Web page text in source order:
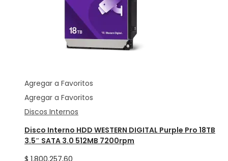
Agregar a Favoritos
Agregar a Favoritos
Discos Internos
Disco Interno HDD WESTERN DIGITAL Purple Pro 18TB
3.5″ SATA 3.0 512MB 7200rpm